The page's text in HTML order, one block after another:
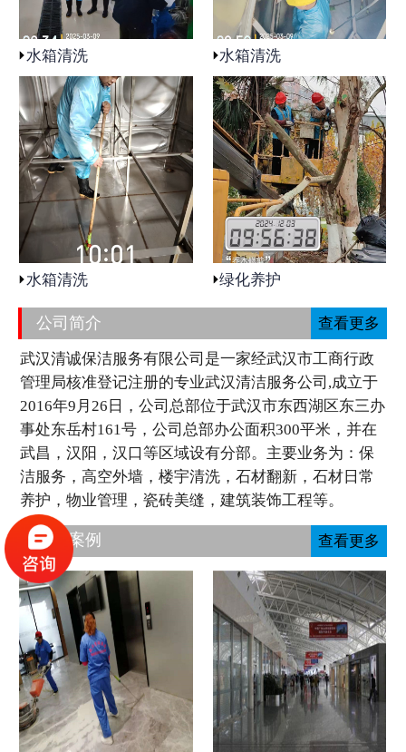
水箱清洗 水箱清洗
水箱清洗 绿化养护
公司简介 查看更多
武汉清诚保洁服务有限公司是一家经武汉市工商行政
管理局核准登记注册的专业武汉清洁服务公司,成立于
2016年9月26日，公司总部位于武汉市东西湖区东三办
事处东岳村161号，公司总部办公面积300平米，并在
武昌，汉阳，汉口等区域设有分部。主要业务为：保
洁服务，高空外墙，楼宇清洗，石材翻新，石材日常
养护，物业管理，瓷砖美缝，建筑装饰工程等。
工程案例 查看更多